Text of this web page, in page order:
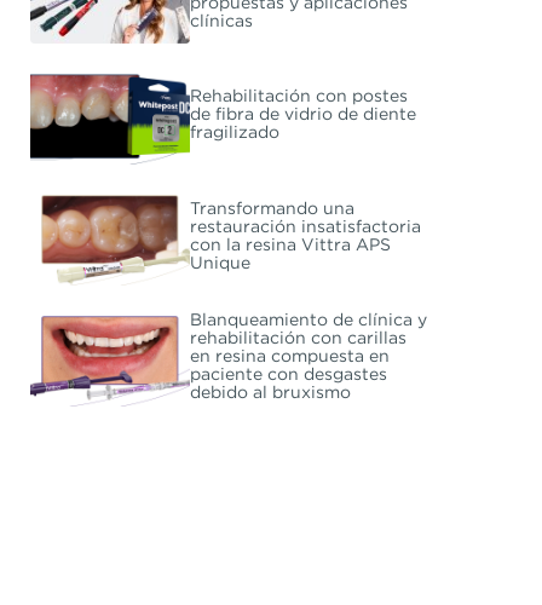
propuestas y aplicaciones
clínicas
Rehabilitación con postes
de fibra de vidrio de diente
fragilizado
Transformando una
restauración insatisfactoria
con la resina Vittra APS
Unique
Blanqueamiento de clínica y
rehabilitación con carillas
en resina compuesta en
paciente con desgastes
debido al bruxismo